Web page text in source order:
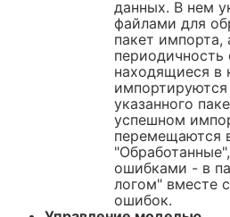
данных. В нем
файлами для
пакет импорта,
находящиеся в
указанного
успешном
перемещаются
ошибками - в
логом" вместе
ошибок.